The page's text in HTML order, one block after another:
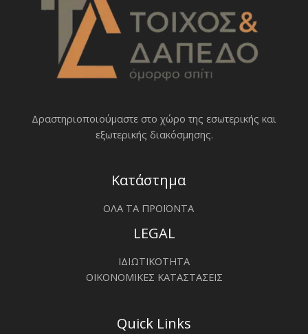
Δραστηριοποιoύμαστε στο χώρο της εσωτερικής και
εξωτερικής διακόσμησης.
Κατάστημα
ΟΛΑ ΤΑ ΠΡΟΪΟΝΤΑ
LEGAL
ΙΔΙΩΤΙΚΟΤΗΤΑ
ΟΙΚΟΝΟΜΙΚΕΣ ΚΑΤΑΣΤΑΣΕΙΣ
Quick Links